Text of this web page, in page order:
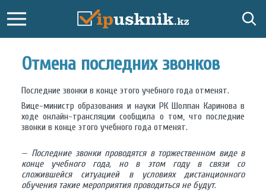
Отмена последних звонков
Последние звонки в конце этого учебного года отменят.
Вице-министр образования и науки РК Шолпан Каринова в
ходе онлайн-трансляции сообщила о том, что последние
звонки в конце этого учебного года отменят.
— Последние звонки проводятся в торжественном виде в
конце учебного года, но в этом году в связи со
сложившейся ситуацией в условиях дистанционного
обучения такие мероприятия проводиться не будут.